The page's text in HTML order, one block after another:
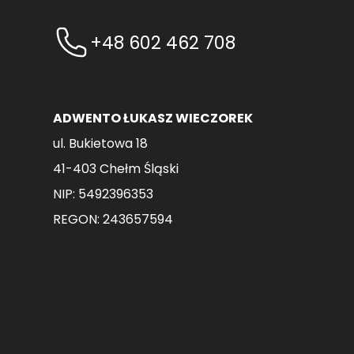
stronie
+48 602 462 708
ADWENTO ŁUKASZ WIECZOREK
ul. Bukietowa 18
41-403 Chełm Śląski
NIP: 5492396353
REGON: 243657594